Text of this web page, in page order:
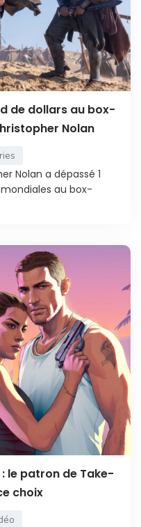
de dollars au box-
Nolan
Nolan a dépassé 1
au box-
le patron de Take-
choix